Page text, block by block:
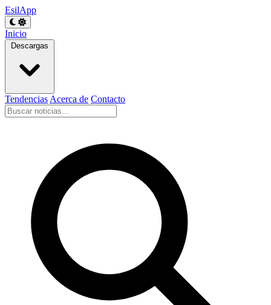
EsilApp
Inicio
Descargas
Tendencias Acerca de Contacto